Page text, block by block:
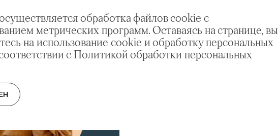
обработка файлов cookie с
метрических программ. Оставаясь на странице, вы
на использование cookie и обработку персональных
с Политикой обработки персональных